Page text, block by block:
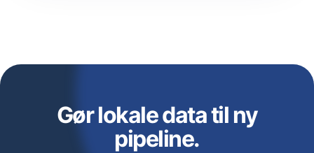
Gør lokale data til ny
pipeline.